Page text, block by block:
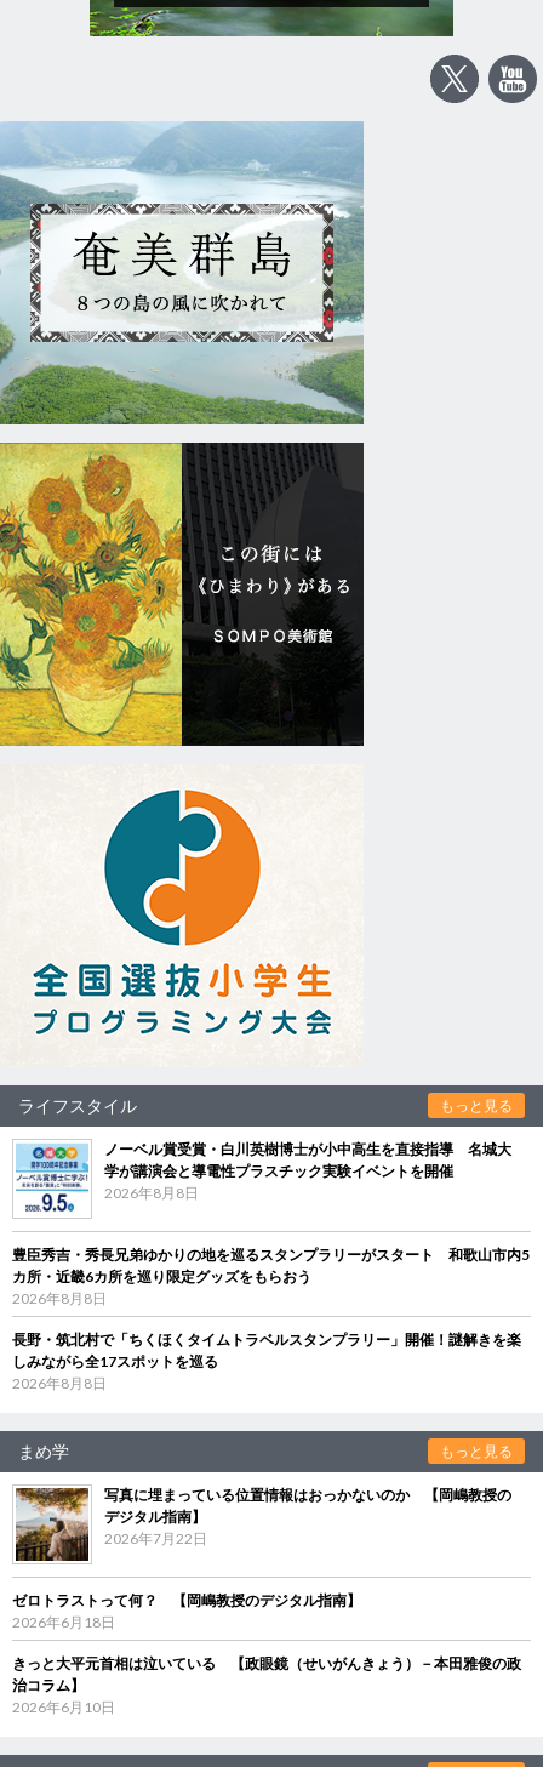
ライフスタイル もっと見る
ノーベル賞受賞・白川英樹博士が小中高生を直接指導 名城大
学が講演会と導電性プラスチック実験イベントを開催
2026年8月8日
豊臣秀吉・秀長兄弟ゆかりの地を巡るスタンプラリーがスタート 和歌山市内5
カ所・近畿6カ所を巡り限定グッズをもらおう
2026年8月8日
長野・筑北村で「ちくほくタイムトラベルスタンプラリー」開催！謎解きを楽
しみながら全17スポットを巡る
2026年8月8日
まめ学 もっと見る
写真に埋まっている位置情報はおっかないのか 【岡嶋教授の
デジタル指南】
2026年7月22日
ゼロトラストって何？ 【岡嶋教授のデジタル指南】
2026年6月18日
きっと大平元首相は泣いている 【政眼鏡（せいがんきょう）－本田雅俊の政
治コラム】
2026年6月10日